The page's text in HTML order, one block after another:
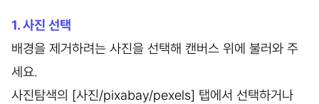
1. 사진 선택
배경을 제거하려는 사진을 선택해 캔버스 위에 불러와 주
세요.
사진탐색의 [사진/pixabay/pexels] 탭에서 선택하거나